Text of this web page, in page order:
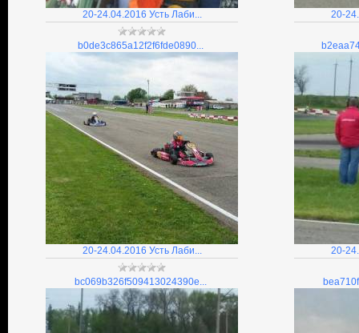
20-24.04.2016 Усть Лаби... 20-
b0de3c865a12f2f6fde0890...
20-24.04.2016 Усть Лаби... 20-
bc069b326f509413024390e...